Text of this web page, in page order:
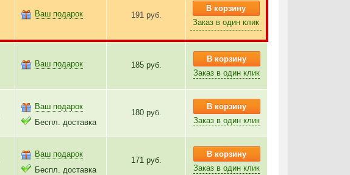
Ваш подарок 191 руб.
В корзину
Заказ в один клик
Ваш подарок 185 руб.
В корзину
Заказ в один клик
Ваш подарок
Беспл. доставка
180 руб.
В корзину
Заказ в один клик
Ваш подарок
Беспл. доставка
171 руб.
В корзину
Заказ в один клик